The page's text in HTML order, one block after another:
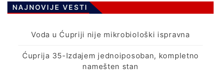
NAJNOVIJE VESTI
Voda u Ćupriji nije mikrobiološki ispravna
Ćuprija 35-Izdajem jednoiposoban, kompletno
namešten stan